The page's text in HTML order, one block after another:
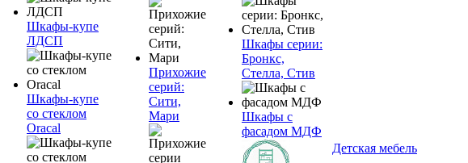
Шкафы-купе
ЛДСП
Шкафы-купе
со стеклом
Oracal
Прихожие
серий:
Сити,
Мари
Шкафы серии:
Бронкс,
Стелла, Стив
Шкафы с
фасадом МДФ
Детская мебель